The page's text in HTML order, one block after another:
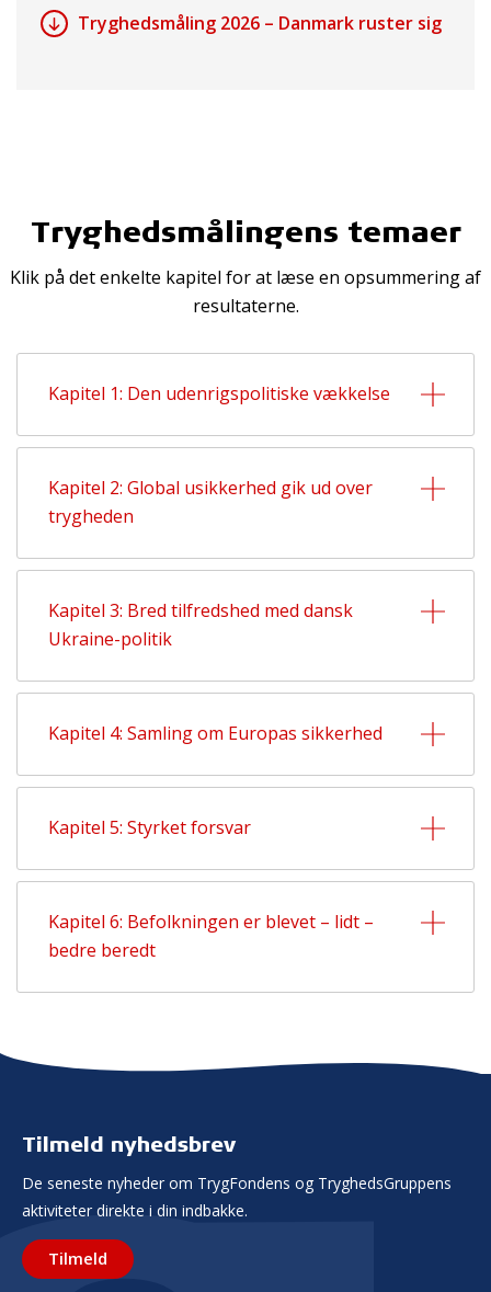
Tryghedsmåling 2026 – Danmark ruster sig
Tryghedsmålingens temaer
Klik på det enkelte kapitel for at læse en opsummering af
resultaterne.
Kapitel 1: Den udenrigspolitiske vækkelse
Kapitel 2: Global usikkerhed gik ud over
trygheden
Kapitel 3: Bred tilfredshed med dansk
Ukraine-politik
Kapitel 4: Samling om Europas sikkerhed
Kapitel 5: Styrket forsvar
Kapitel 6: Befolkningen er blevet – lidt –
bedre beredt
Tilmeld nyhedsbrev
De seneste nyheder om TrygFondens og TryghedsGruppens
aktiviteter direkte i din indbakke.
Tilmeld